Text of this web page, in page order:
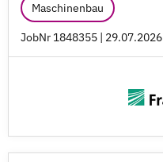
Maschinenbau
JobNr 1848355 | 29.07.2026